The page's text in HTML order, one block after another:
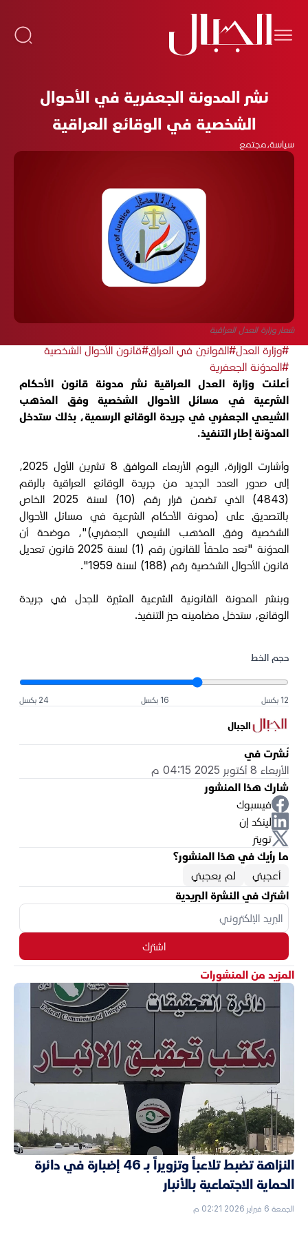
نشر المدونة الجعفرية في الأحوال
الشخصية في الوقائع العراقية
سياسة،مجتمع
شعار وزارة العدل العراقية
#وزارة العدل#القوانين في العراق#قانون الأحوال الشخصية
#المدوّنة الجعفرية
أعلنت وزارة العدل العراقية نشر مدونة قانون الأحكام
الشرعية في مسائل الأحوال الشخصية وفق المذهب
الشيعي الجعفري في جريدة الوقائع الرسمية، بذلك ستدخل
المدوّنة إطار التنفيذ.
وأشارت الوزارة، اليوم الأربعاء الموافق 8 تشرين الأول 2025،
إلى صدور العدد الجديد من جريدة ‏‏الوقائع العراقية بالرقم
(4843) الذي تضمن قرار رقم (10) لسنة 2025 الخاص
بالتصديق على (مدونة الأحكام الشرعية في مسائل الأحوال
الشخصية وفق المذهب الشيعي الجعفري)"، موضحة أن
المدوّنة "تعد ملحقاً للقانون رقم (1) لسنة 2025 قانون تعديل
قانون الأحوال الشخصية رقم (188) لسنة 1959".
وبنشر المدونة القانونية الشرعية المثيرة للجدل في جريدة
الوقائع، ستدخل مضامينه حيز التنفيذ.
حجم الخط
12 بكسل 16 بكسل 24 بكسل
الجبال
نُشرت في
الأربعاء 8 أكتوبر 2025 04:15 م
شارك هذا المنشور
فيسبوك
لينكد إن
تويتر
ما رأيك في هذا المنشور؟
أعجبني
لم يعجبني
اشترك في النشرة البريدية
اشترك
المزيد من المنشورات
النزاهة تضبط تلاعباً وتزويراً بـ 46 إضبارة في دائرة
الحماية الاجتماعية بالأنبار
الجمعة 6 فبراير 2026 02:21 م